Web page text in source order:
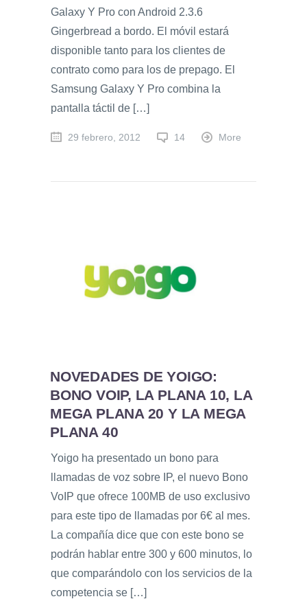
Galaxy Y Pro con Android 2.3.6
Gingerbread a bordo. El móvil estará
disponible tanto para los clientes de
contrato como para los de prepago. El
Samsung Galaxy Y Pro combina la
pantalla táctil de […]
29 febrero, 2012 14 More
NOVEDADES DE YOIGO:
BONO VOIP, LA PLANA 10, LA
MEGA PLANA 20 Y LA MEGA
PLANA 40
Yoigo ha presentado un bono para
llamadas de voz sobre IP, el nuevo Bono
VoIP que ofrece 100MB de uso exclusivo
para este tipo de llamadas por 6€ al mes.
La compañía dice que con este bono se
podrán hablar entre 300 y 600 minutos, lo
que comparándolo con los servicios de la
competencia se […]